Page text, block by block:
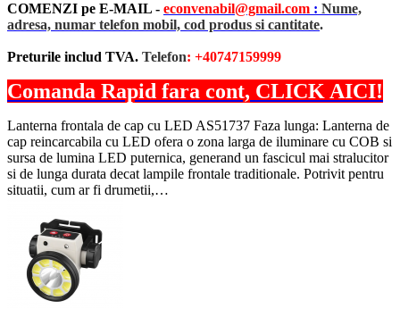
COMENZI pe E-MAIL - econvenabil@gmail.com : Nume,
adresa, numar telefon mobil, cod produs si cantitate.
Preturile includ TVA. Telefon: +40747159999
Comanda Rapid fara cont, CLICK AICI!
Lanterna frontala de cap cu LED AS51737 Faza lunga: Lanterna de
cap reincarcabila cu LED ofera o zona larga de iluminare cu COB si
sursa de lumina LED puternica, generand un fascicul mai stralucitor
si de lunga durata decat lampile frontale traditionale. Potrivit pentru
situatii, cum ar fi drumetii,…